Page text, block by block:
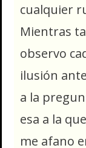
cualquier
Mientras
observo
ilusión
a la
esa a la
me afano